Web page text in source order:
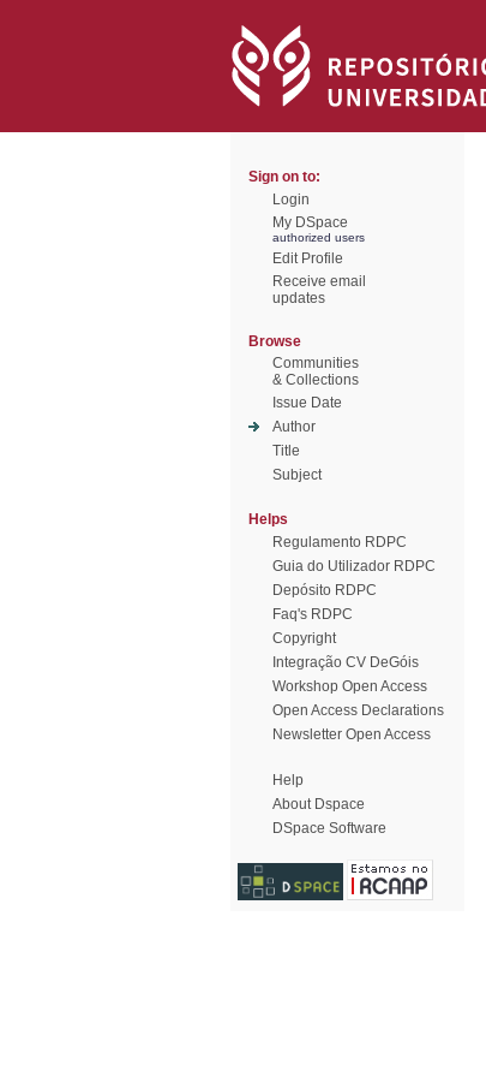
Sign on to:
Login
My DSpace
authorized users
Edit Profile
Receive email
updates
Browse
Communities
& Collections
Issue Date
Author
Title
Subject
Helps
Regulamento RDPC
Guia do Utilizador RDPC
Depósito RDPC
Faq's RDPC
Copyright
Integração CV DeGóis
Workshop Open Access
Open Access Declarations
Newsletter Open Access
Help
About Dspace
DSpace Software